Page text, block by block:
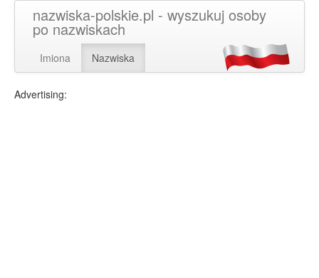
nazwiska-polskie.pl - wyszukuj osoby
po nazwiskach
Imiona Nazwiska
Advertising: